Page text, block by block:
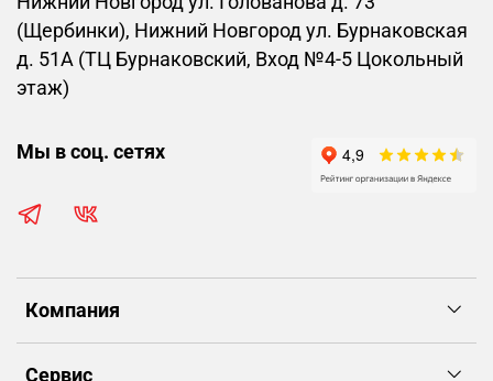
Компания
Сервис
(Щербинки), Нижний Новгород ул. Бурнаковская
д. 51А (ТЦ Бурнаковский, Вход №4-5 Цокольный
этаж)
Мы в соц. сетях